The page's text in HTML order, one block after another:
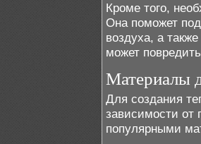
Кроме того,
Она поможет
воздуха, а
может
Материалы
Для создания
зависимости от
популярными